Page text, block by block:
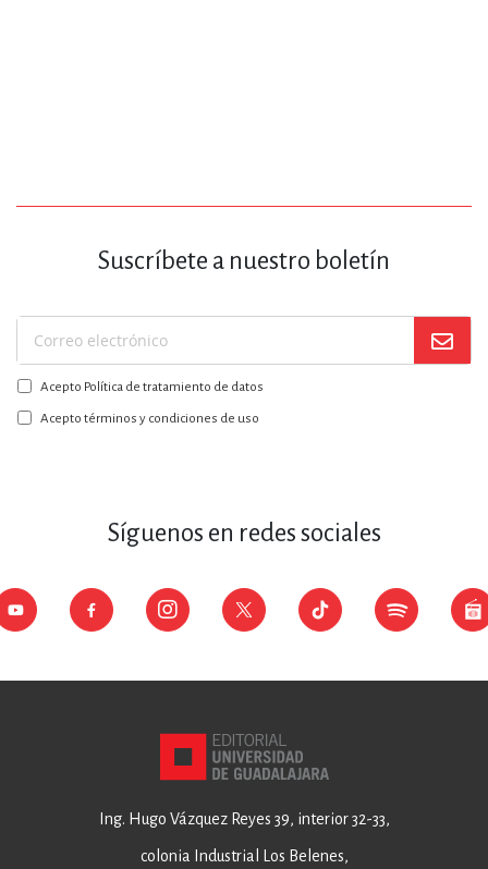
Suscríbete a nuestro boletín
Suscríbase
a
nuestro
boletín:
Acepto Política de tratamiento de datos
Acepto términos y condiciones de uso
Síguenos en redes sociales
Ing. Hugo Vázquez Reyes 39, interior 32-33,
colonia Industrial Los Belenes,